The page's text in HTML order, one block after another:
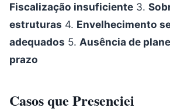
Fiscalização insuficiente 3.
estruturas 4. Envelhecimento
adequados 5. Ausência de
prazo
Casos que Presenciei